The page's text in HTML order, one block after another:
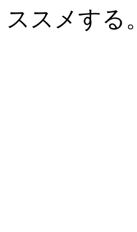
ススメする。